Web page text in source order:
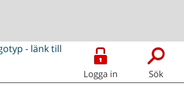
Logga in Sök